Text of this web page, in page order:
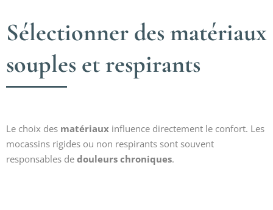
Sélectionner des matériaux
souples et respirants
Le choix des matériaux influence directement le confort. Les
mocassins rigides ou non respirants sont souvent
responsables de douleurs chroniques.